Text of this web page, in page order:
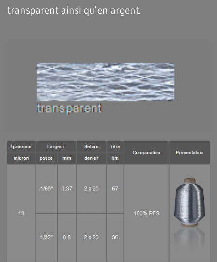
transparent ainsi qu’en argent.